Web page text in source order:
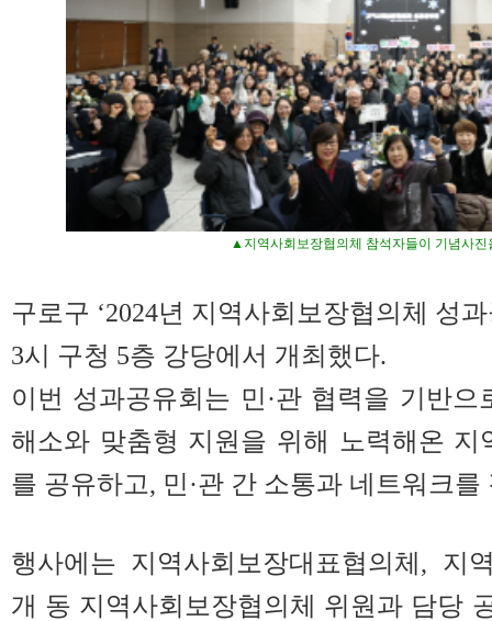
▲지역사회보장협의체 참석자들이 기념사진
구로구 ‘2024년 지역사회보장협의체 성
3시 구청 5층 강당에서 개최했다.
이번 성과공유회는 민·관 협력을 기반
해소와 맞춤형 지원을 위해 노력해온 지
를 공유하고, 민·관 간 소통과 네트워크
행사에는 지역사회보장대표협의체, 지
개 동 지역사회보장협의체 위원과 담당